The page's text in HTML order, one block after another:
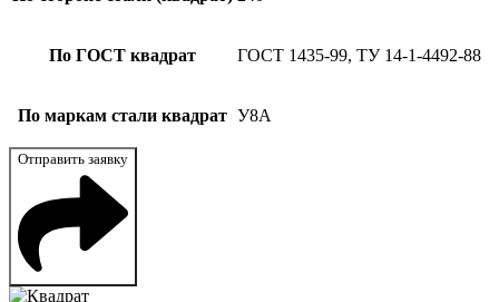
По ГОСТ квадрат ГОСТ 1435-99, ТУ 14-1-4492-88
По маркам стали квадрат У8А
Отправить заявку